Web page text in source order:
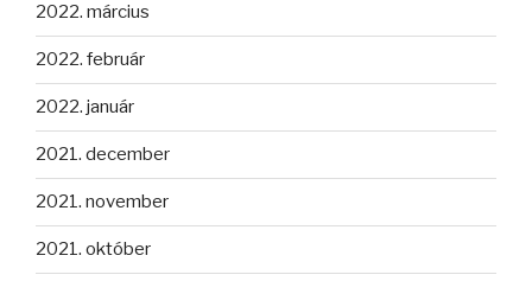
2022. március
2022. február
2022. január
2021. december
2021. november
2021. október